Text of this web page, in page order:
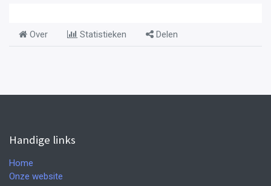
Over Statistieken Delen
Handige links
Home
Onze website